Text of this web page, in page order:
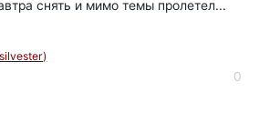
снять и мимо темы пролетел...
0